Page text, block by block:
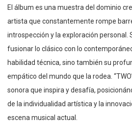
El álbum es una muestra del dominio
artista que constantemente rompe
introspección y la exploración personal.
fusionar lo clásico con lo
habilidad técnica, sino también su
empático del mundo que la rodea.
sonora que inspira y desafía,
de la individualidad artística y la
escena musical actual.